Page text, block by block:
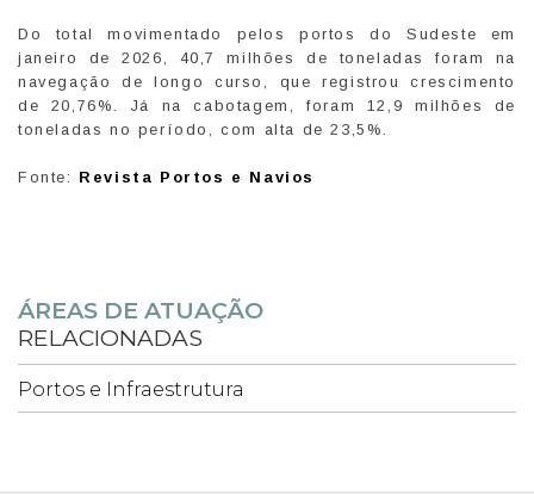
Do total movimentado pelos portos do Sudeste em
janeiro de 2026, 40,7 milhões de toneladas foram na
navegação de longo curso, que registrou crescimento
de 20,76%. Já na cabotagem, foram 12,9 milhões de
toneladas no período, com alta de 23,5%.
Fonte: Revista Portos e Navios
ÁREAS DE ATUAÇÃO
RELACIONADAS
Portos e Infraestrutura